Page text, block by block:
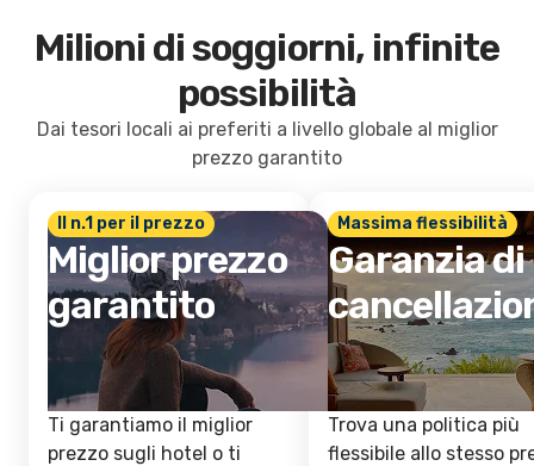
Milioni di soggiorni, infinite
possibilità
Dai tesori locali ai preferiti a livello globale al miglior
prezzo garantito
Il n.1 per il prezzo
Miglior prezzo
garantito
Ti garantiamo il miglior
prezzo sugli hotel o ti
Massima flessibilità
Garanzia di
Trova una politica più
flessibile allo stesso